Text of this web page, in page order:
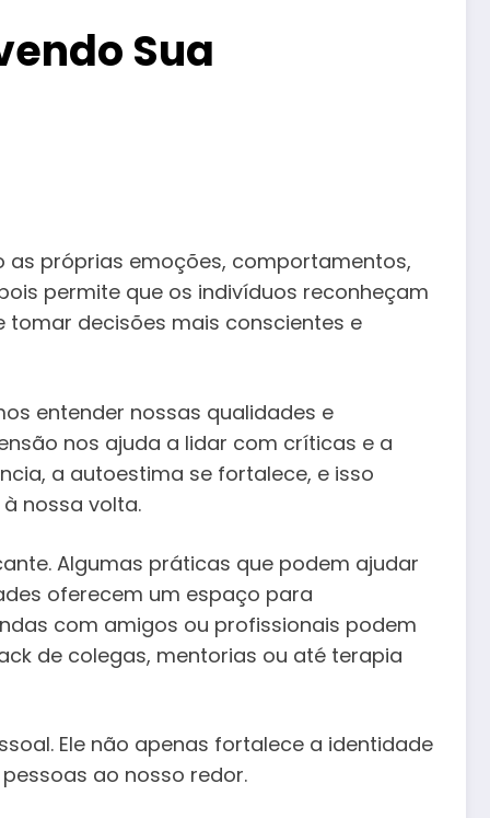
Sua
próprias emoções, comportamentos,
permite que os indivíduos reconheçam
tomar decisões mais conscientes e
entender nossas qualidades e
nos ajuda a lidar com críticas e a
a autoestima se fortalece, e isso
nossa volta.
Algumas práticas que podem ajudar
oferecem um espaço para
com amigos ou profissionais podem
de colegas, mentorias ou até terapia
Ele não apenas fortalece a identidade
ao nosso redor.